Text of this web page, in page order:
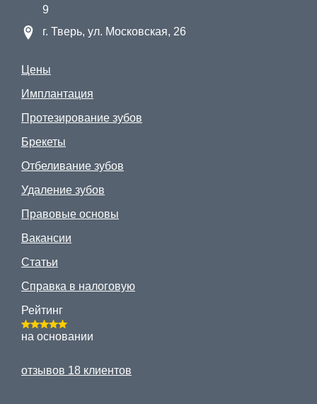
9
г. Тверь, ул. Московская, 26
Цены
Имплантация
Протезирование зубов
Брекеты
Отбеливание зубов
Удаление зубов
Правовые основы
Вакансии
Статьи
Справка в налоговую
Рейтинг
на основании
отзывов 18 клиентов